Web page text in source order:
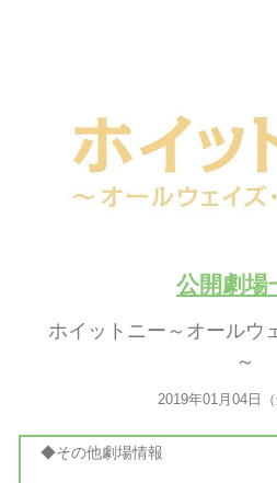
公開劇場
ホイットニー～オールウ
～
2019年01月04日
◆その他劇場情報